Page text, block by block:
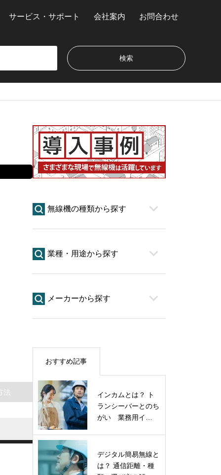
サービス・サポート 会社案内 お問合わせ
法
無線機の種類から探す
業種・用途から探す
メーカーから探す
おすすめ記事
インカムとは？ ト
ランシーバーとのち
がい 業務用イ…
デジタル簡易無線と
は？ 通信距離・種